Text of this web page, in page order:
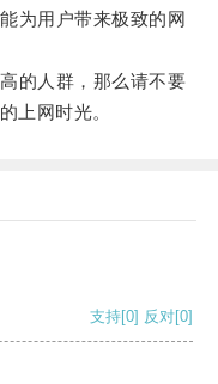
为用户带来极致的网
的人群，那么请不要
上网时光。
支持[0] 反对[0]